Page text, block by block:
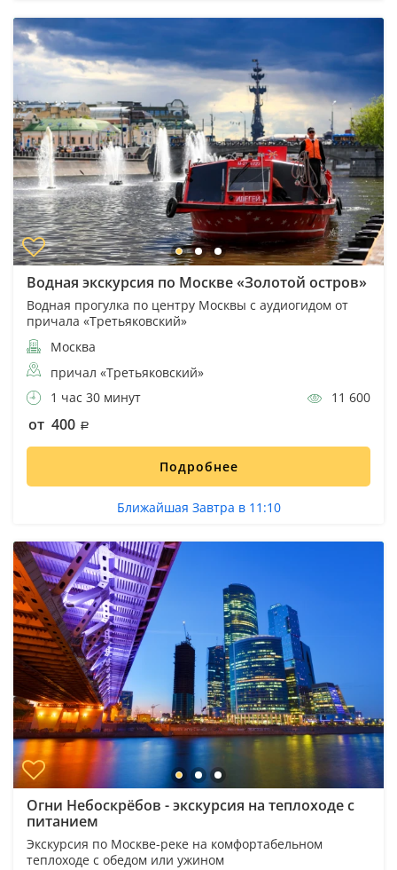
Водная экскурсия по Москве «Золотой остров»
Водная прогулка по центру Москвы с аудиогидом от
причала «Третьяковский»
Москва
причал «Третьяковский»
1 час 30 минут
11 600
от 400
Подробнее
Ближайшая Завтра в 11:10
Огни Небоскрёбов - экскурсия на теплоходе с
питанием
Экскурсия по Москве-реке на комфортабельном
теплоходе с обедом или ужином